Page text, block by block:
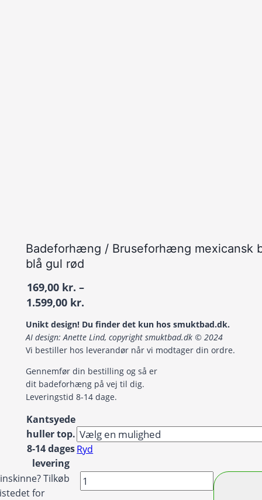
Badeforhæng / Bruseforhæng mexicansk
blå gul rød
169,00 kr. –
1.599,00 kr.
til
1.599,00 kr.
Unikt design! Du finder det kun hos smuktbad.dk.
AI design: Anette Lind, copyright smuktbad.dk © 2024
Vi bestiller hos leverandør når vi modtager din ordre.
Gennemfør din bestilling og så er
dit badeforhæng på vej til dig.
Leveringstid 8-14 dage.
Kantsyede
huller top.
8-14 dages
levering
Ryd
Tilkøb
for
Badeforhæng
/